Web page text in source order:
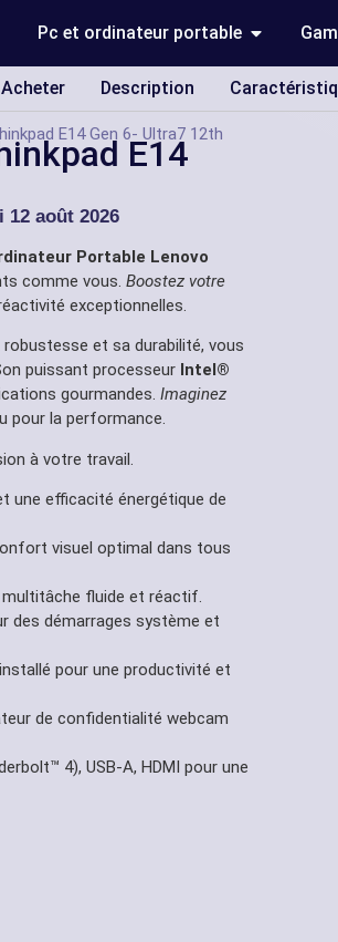
Pc et ordinateur portable
Acheter Description
E14 Gen 6- Ultra7 12th
E14
12 août 2026
Portable Lenovo
comme vous. Boostez votre
exceptionnelles.
et sa durabilité, vous
puissant processeur Intel®
gourmandes. Imaginez
pour la performance.
à votre travail.
une efficacité énergétique de
visuel optimal dans tous
multitâche fluide et réactif.
des démarrages système et
pour une productivité et
de confidentialité webcam
4), USB-A, HDMI pour une